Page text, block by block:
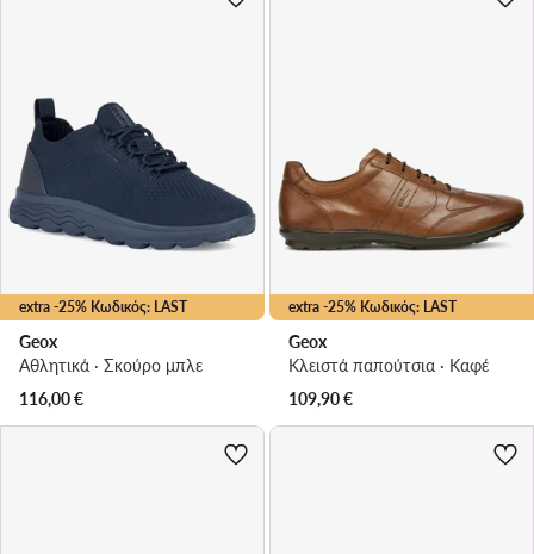
extra -25% Κωδικός: LAST
Geox
Αθλητικά · Σκούρο μπλε
116,00€
extra -25% Κωδικός: LAST
Geox
Κλειστά παπούτσια · Καφέ
109,90€